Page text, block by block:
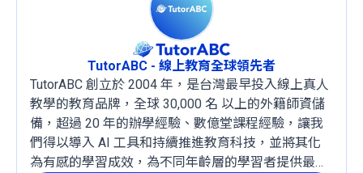
TutorABC - 線上教育全球領先者
TutorABC 創立於 2004 年，是台灣最早投入線上真人
教學的教育品牌，全球 30,000 名 以上的外籍師資儲
備，超過 20 年的辦學經驗、數億堂課程經驗，讓我
們得以導入 AI 工具和持續推進教育科技，並將其化
為有感的學習成效，為不同年齡層的學習者提供最穩